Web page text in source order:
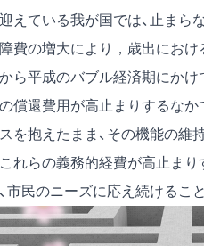
えている我が国では、止まら
費の増大により，歳出におけ
ら平成のバブル経済期にか
償還費用が高止まりするな
を抱えたまま、その機能の維
れらの義務的経費が高止ま
市民のニーズに応え続けるこ